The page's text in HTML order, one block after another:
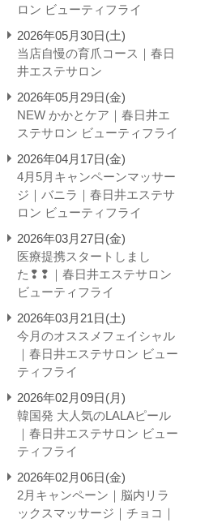
ロン ビューティフライ
2026年05月30日(土)
当店自慢の育爪コース｜春日
井エステサロン
2026年05月29日(金)
NEW かかとケア｜春日井エ
ステサロン ビューティフライ
2026年04月17日(金)
4月5月キャンペーンマッサー
ジ｜バニラ｜春日井エステサ
ロン ビューティフライ
2026年03月27日(金)
医療提携スタートしまし
た❢❢｜春日井エステサロン
ビューティフライ
2026年03月21日(土)
今月のオススメフェイシャル
｜春日井エステサロン ビュー
ティフライ
2026年02月09日(月)
韓国発 大人気のLALAピール
｜春日井エステサロン ビュー
ティフライ
2026年02月06日(金)
2月キャンペーン｜脳内リラ
ックスマッサージ｜チョコ｜